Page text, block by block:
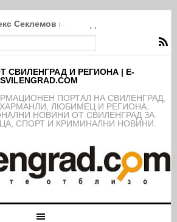
Секлемов и Ясен Димов са новите
СВИЛЕНГРАД И РЕГИОНА | E-
SVILENGRAD.COM
ПОРТАЛ НА СВИЛЕНГРАД,
ЛЮБИМЕЦ И РЕГИОНА.
НОВИНИ ОТ СВИЛЕНГРАД ЗА
СПОРТ И КРИМИНАЛНИ НОВИНИ.